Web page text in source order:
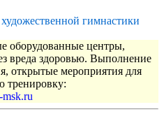
гимнастики
оборудованные центры,
вреда здоровью. Выполнение
открытые мероприятия для
тренировку: